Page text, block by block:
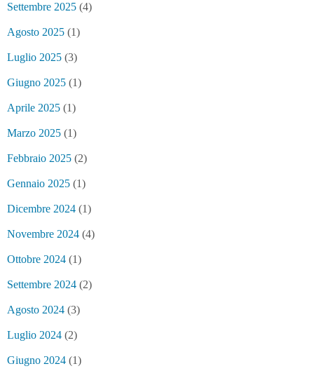
Settembre 2025 (4)
Agosto 2025 (1)
Luglio 2025 (3)
Giugno 2025 (1)
Aprile 2025 (1)
Marzo 2025 (1)
Febbraio 2025 (2)
Gennaio 2025 (1)
Dicembre 2024 (1)
Novembre 2024 (4)
Ottobre 2024 (1)
Settembre 2024 (2)
Agosto 2024 (3)
Luglio 2024 (2)
Giugno 2024 (1)